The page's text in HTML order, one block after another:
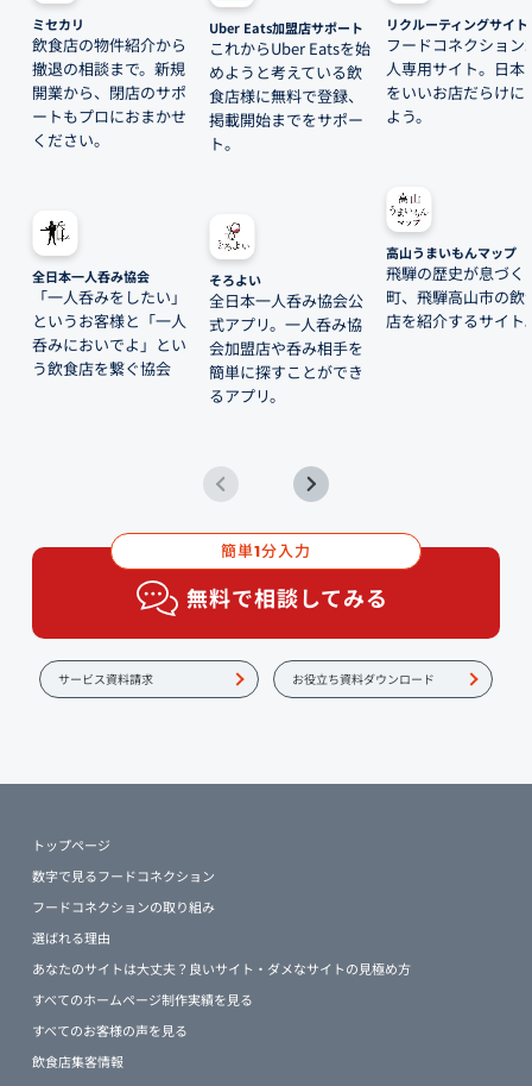
ミセカリ
飲食店の物件紹介から
撤退の相談まで。新規
開業から、閉店のサポ
ートもプロにおまかせ
ください。
全日本一人呑み協会
「一人呑みをしたい」
というお客様と「一人
呑みにおいでよ」とい
う飲食店を繋ぐ協会
Uber Eats加盟店サポート
これからUber Eatsを始
めようと考えている飲
食店様に無料で登録、
掲載開始までをサポー
ト。
そろよい
全日本一人呑み協会公
式アプリ。一人呑み協
会加盟店や呑み相手を
簡単に探すことができ
るアプリ。
リクルーティングサイト
フードコネクション
人専用サイト。日本
をいいお店だらけに
よう。
高山うまいもんマップ
飛騨の歴史が息づく
町、飛騨高山市の飲
店を紹介するサイト
簡単1分入力
無料で相談してみる
サービス資料請求 お役立ち資料ダウンロード
トップページ
数字で見るフードコネクション
フードコネクションの取り組み
選ばれる理由
あなたのサイトは大丈夫？良いサイト・ダメなサイトの見極め方
すべてのホームページ制作実績を見る
すべてのお客様の声を見る
飲食店集客情報